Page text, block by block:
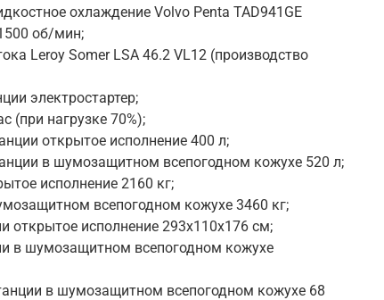
охлаждение Volvo Penta TAD941GE
об/мин;
Leroy Somer LSA 46.2 VL12 (производство
электростартер;
(при нагрузке 70%);
открытое исполнение 400 л;
в шумозащитном всепогодном кожухе 520 л;
исполнение 2160 кг;
всепогодном кожухе 3460 кг;
открытое исполнение 293x110x176 см;
в шумозащитном всепогодном кожухе
в шумозащитном всепогодном кожухе 68